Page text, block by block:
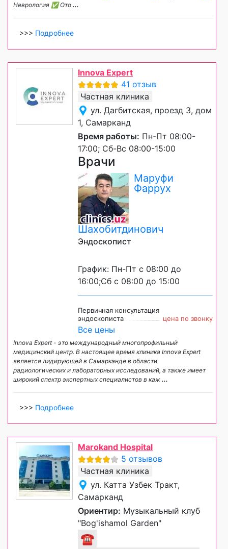
Неврология ✅ Ото ...
>>> Подробнее
Innova Expert
41 отзыв
Частная клиника
ул. Дагбитская, проезд 3, дом
1, Самарканд
Время работы: Пн-Пт 08:00-
17:00; Сб-Вс 08:00-15:00
Врачи
Маруфи
Фаррух
Шахобитдинович
Эндоскопист
График: Пн-Пт с 08:00 до
16:00;Сб с 08:00 до 15:00
Первичная консультация
эндоскописта
цена по звонку
Все цены
Innova Expert - это международный многопрофильный
медицинский центр. В настоящее время клиника Innova Expert
является лидирующей в Самарканде в области
радиологических и лабораторных исследований, а также имеет
широкий спектр экспертных специалистов в каж ...
>>> Подробнее
Marokand Hospital
5 отзывов
Частная клиника
ул. Катта Узбек Тракт,
Самарканд
Ориентир: Музыкальный клуб
"Bog'ishamol Garden"
☎